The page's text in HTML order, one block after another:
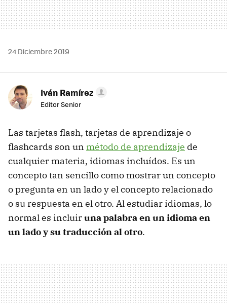
24 Diciembre 2019
Iván Ramírez
Editor Senior
Las tarjetas flash, tarjetas de aprendizaje o
flashcards son un método de aprendizaje de
cualquier materia, idiomas incluídos. Es un
concepto tan sencillo como mostrar un concepto
o pregunta en un lado y el concepto relacionado
o su respuesta en el otro. Al estudiar idiomas, lo
normal es incluiruna palabra en un idioma en
un lado y su traducción al otro.